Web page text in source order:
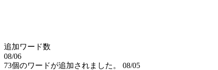
追加ワード数
08/06
73個のワードが追加されました。
08/05